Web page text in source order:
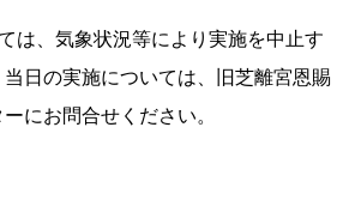
は、気象状況等により実施を中止す
日の実施については、旧芝離宮恩賜
にお問合せください。